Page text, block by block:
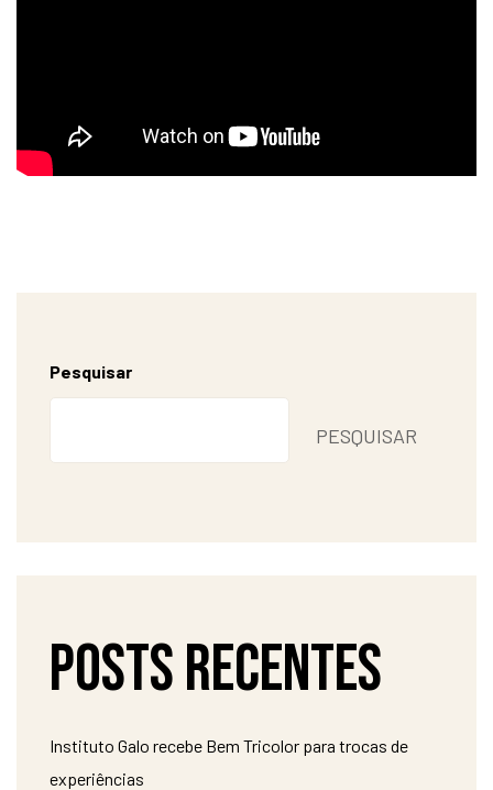
Pesquisar
PESQUISAR
Posts recentes
Instituto Galo recebe Bem Tricolor para trocas de
experiências